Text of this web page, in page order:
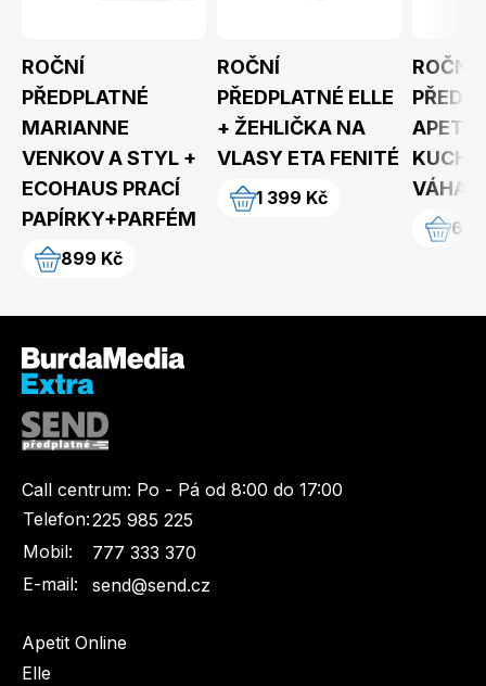
ROČNÍ
PŘEDPLATNÉ
MARIANNE
VENKOV A STYL +
ECOHAUS PRACÍ
PAPÍRKY+PARFÉM
899 Kč
ROČNÍ
PŘEDPLATNÉ ELLE
+ ŽEHLIČKA NA
VLASY ETA FENITÉ
1 399 Kč
ROČNÍ
VÁHA
Call centrum: Po - Pá od 8:00 do 17:00
Telefon:225 985 225
Mobil:
777 333 370
E-mail:
send@send.cz
Apetit Online
Elle